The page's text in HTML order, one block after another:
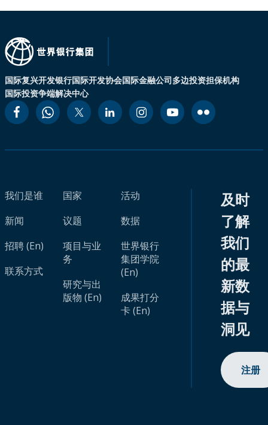
国际复兴开发银行国际开发协会国际金融公司多边投资担保机构
国际投资争端解决中心
我们是谁
新闻
招聘 (En)
联系方式
国家
议题
项目与业
务
研究与出
版物 (En)
活动
数据
世界银行
集团学院
(En)
成果打分
卡 (En)
及时
了解
我们
的最
新数
据与
洞见
注册